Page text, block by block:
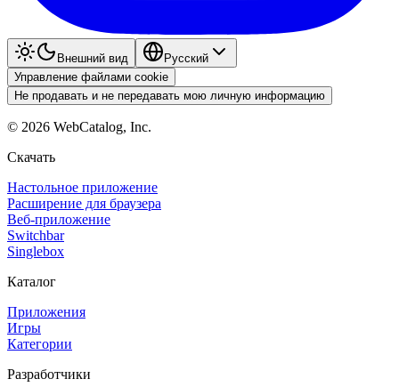
Внешний вид
Pyccкий
Управление файлами cookie
Не продавать и не передавать мою личную информацию
© 2026 WebCatalog, Inc.
Скачать
Настольное приложение
Расширение для браузера
Веб-приложение
Switchbar
Singlebox
Каталог
Приложения
Игры
Категории
Разработчики